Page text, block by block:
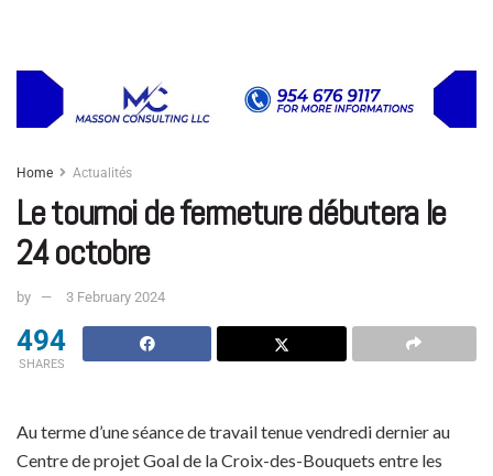
Home Actualités
Le tournoi de fermeture débutera le
24 octobre
by 3 February 2024
494
SHARES
Au terme d’une séance de travail tenue vendredi dernier au
Centre de projet Goal de la Croix-des-Bouquets entre les